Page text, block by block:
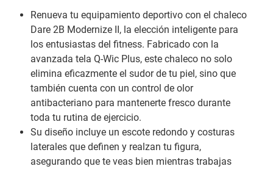
Renueva tu equipamiento deportivo con el chaleco
Dare 2B Modernize II, la elección inteligente para
los entusiastas del fitness. Fabricado con la
avanzada tela Q-Wic Plus, este chaleco no solo
elimina eficazmente el sudor de tu piel, sino que
también cuenta con un control de olor
antibacteriano para mantenerte fresco durante
toda tu rutina de ejercicio.
Su diseño incluye un escote redondo y costuras
laterales que definen y realzan tu figura,
asegurando que te veas bien mientras trabajas